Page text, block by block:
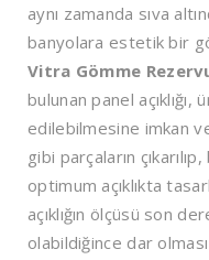
aynı zamanda sıva
banyolara estetik bir
Vitra Gömme
bulunan panel açıklığı,
edilebilmesine imkan
gibi parçaların
optimum açıklıkta
açıklığın ölçüsü son
olabildiğince dar